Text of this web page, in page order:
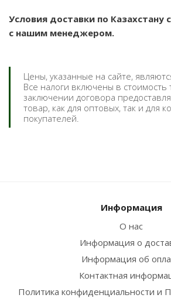
Условия доставки по Казахстану
с нашим менеджером.
Цены, указанные на сайте,
Все налоги включены в стоимость
заключении договора
товар, как для оптовых, так и для
покупателей.
Информация
О нас
Информация о
Информация об
Контактная
Политика конфиденциальности и